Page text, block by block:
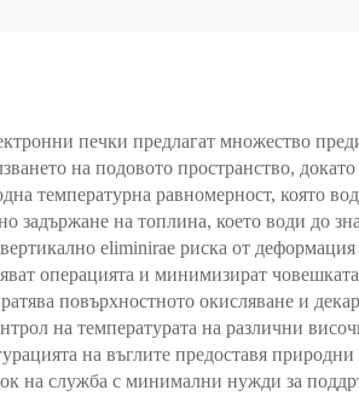
печки предлагат множество
на подовото пространство,
температурна равномерност, която
задържане на топлина, което води до
eliminirae риска от
операцията и минимизират
повърхностното окисляване и
на температурата на различни
на въглите предоставя
на служба с минимални нужди за